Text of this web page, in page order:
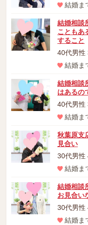
結婚ま
結婚相談
こともあ
すること
40代男性
結婚ま
結婚相談
はあるの
40代男性
結婚ま
秋葉原支
見合い
30代男性
結婚ま
結婚相談
お見合い
30代男性
結婚ま